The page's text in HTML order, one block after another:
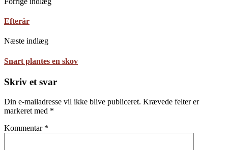
Efterår
Næste indlæg
Snart plantes en skov
Skriv et svar
Din e-mailadresse vil ikke blive publiceret. Krævede felter er
markeret med *
Kommentar *